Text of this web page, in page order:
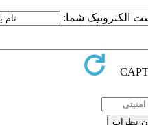
الکترونیک شما: